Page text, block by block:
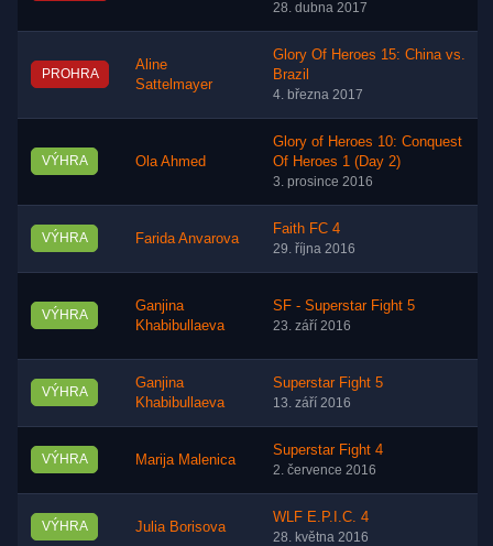
28. dubna 2017
PROHRA
Aline
Sattelmayer
Glory Of Heroes 15: China vs.
Brazil
4. března 2017
VÝHRA Ola Ahmed
Glory of Heroes 10: Conquest
Of Heroes 1 (Day 2)
3. prosince 2016
VÝHRA Farida Anvarova
Faith FC 4
29. října 2016
VÝHRA
Ganjina
Khabibullaeva
SF - Superstar Fight 5
23. září 2016
VÝHRA
Ganjina
Khabibullaeva
Superstar Fight 5
13. září 2016
VÝHRA Marija Malenica
Superstar Fight 4
2. července 2016
VÝHRA Julia Borisova
WLF E.P.I.C. 4
28. května 2016